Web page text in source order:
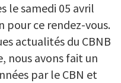
le samedi 05 avril
pour ce rendez-vous.
actualités du CBNB
nous avons fait un
par le CBN et